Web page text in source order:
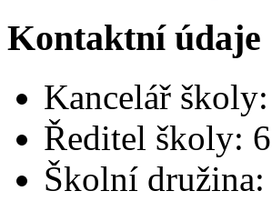
Kontaktní údaje
Kancelář
Ředitel školy:
Školní